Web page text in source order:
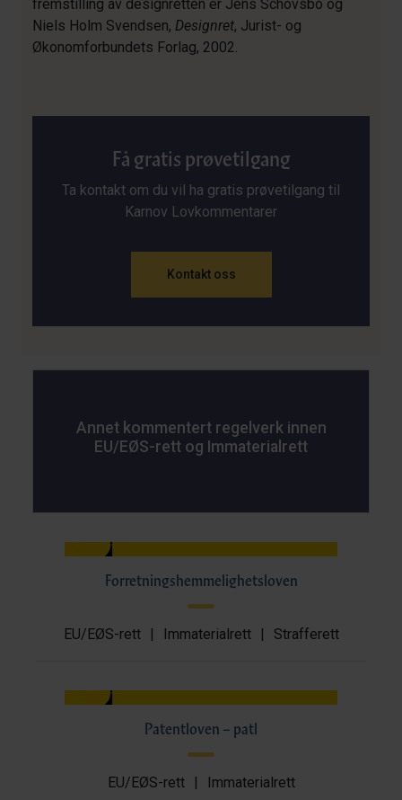
fremstilling av designretten er Jens Schovsbo og
Niels Holm Svendsen, Designret, Jurist- og
Økonomforbundets Forlag, 2002.
Få gratis prøvetilgang
Ta kontakt om du vil ha gratis prøvetilgang til
Karnov Lovkommentarer
Kontakt oss
Annet kommentert regelverk innen
EU/EØS-rett og Immaterialrett
Forretningshemmelighetsloven
EU/EØS-rett | Immaterialrett | Strafferett
Patentloven – patl
EU/EØS-rett | Immaterialrett